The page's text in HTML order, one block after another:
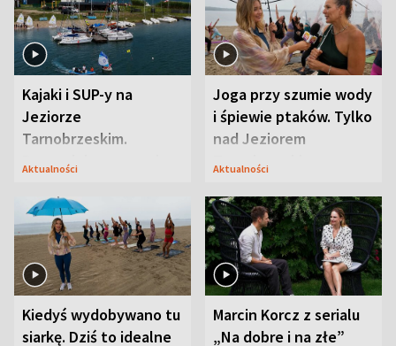
Kajaki i SUP-y na
Jeziorze
Tarnobrzeskim.
Przyrodnicy zwracają
Aktualności
Joga przy szumie wody
i śpiewie ptaków. Tylko
nad Jeziorem
Tarnobrzeskim
Aktualności
Kiedyś wydobywano tu
siarkę. Dziś to idealne
Marcin Korcz z serialu
„Na dobre i na złe”